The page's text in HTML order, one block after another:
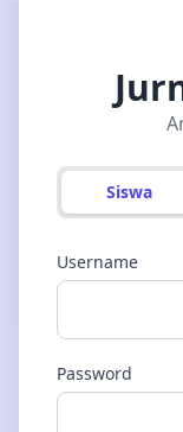
Siswa
Username
Password